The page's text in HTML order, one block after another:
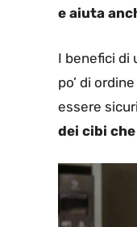
e aiuta
I benefici di
po’ di
essere
dei cibi